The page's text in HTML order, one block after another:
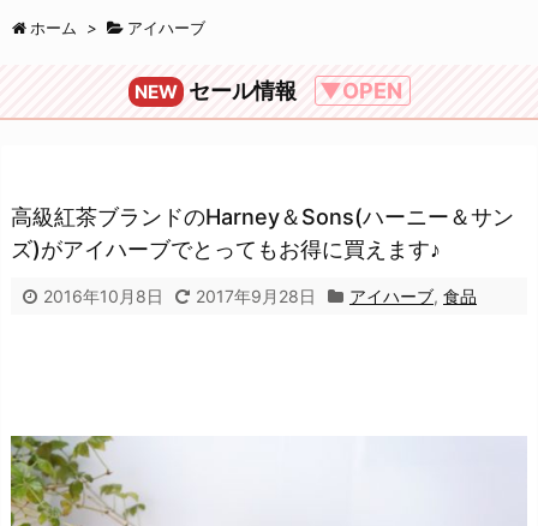
ホーム > アイハーブ
NEW セール情報 ▼OPEN
高級紅茶ブランドのHarney＆Sons(ハーニー＆サン
ズ)がアイハーブでとってもお得に買えます♪
2016年10月8日 2017年9月28日 アイハーブ, 食品